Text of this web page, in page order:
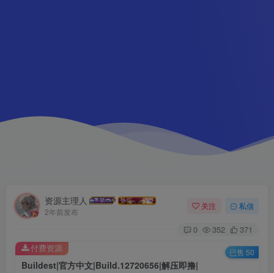
资源主理人
2年前发布
关注 私信
0 352 371
Buildest|官方中文|Build.12720656|解压即撸|
付费资源 已售 50